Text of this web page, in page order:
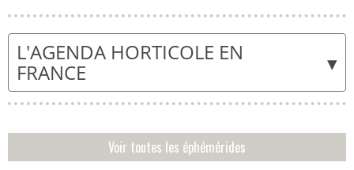
▾
L'AGENDA HORTICOLE EN
FRANCE
Voir toutes les éphémérides